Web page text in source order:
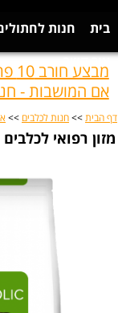
בית חנות
מבצע חורב 10 פתח תקווה,
אם המושבות -
דף הבית >> חנות לכלבים >>
מזון רפואי לכלבים